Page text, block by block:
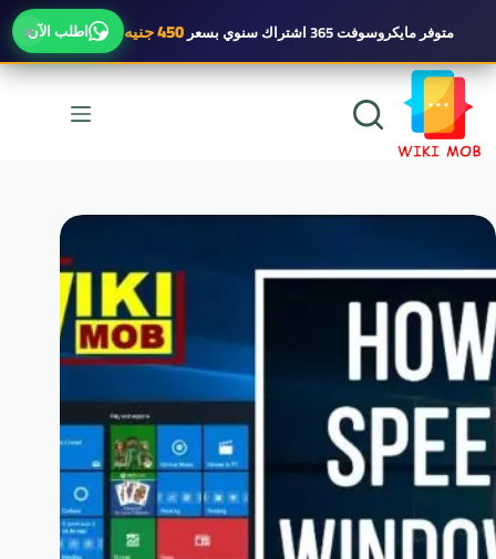
× متوفرمايكروسوفت 365 اشتراك سنوي بسعر450 جنيه اطلب الآن
التجاوز
المحتوى